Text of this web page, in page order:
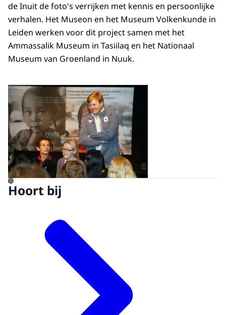
de Inuit de foto's verrijken met kennis en persoonlijke
verhalen. Het Museon en het Museum Volkenkunde in
Leiden werken voor dit project samen met het
Ammassalik Museum in Tasiilaq en het Nationaal
Museum van Groenland in Nuuk.
Open de galerij in vergrote
©
Hoort bij